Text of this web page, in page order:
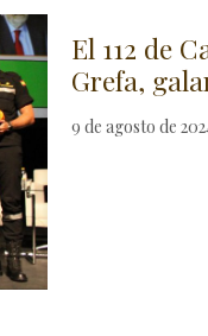
El 112 de
Grefa,
9 de agosto de